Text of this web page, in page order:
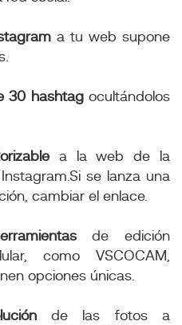
a tu web supone
30 hashtagocultándolos
a la web de la
se lanza una
cambiar el enlace.
de edición
como VSCOCAM,
opciones únicas.
de las fotos a